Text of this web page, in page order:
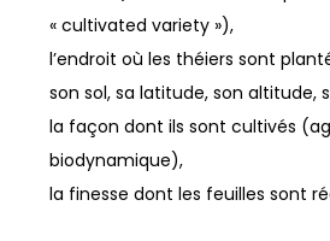
« cultivated variety »),
l’endroit où les théiers sont
son sol, sa latitude, son altitude,
la façon dont ils sont cultivés
biodynamique),
la finesse dont les feuilles sont